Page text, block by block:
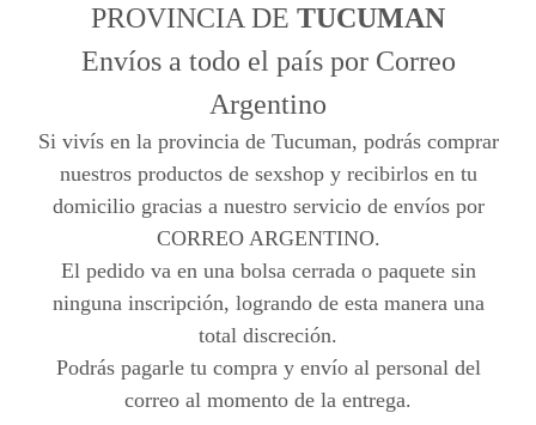
PROVINCIA DE TUCUMAN
Envíos a todo el país por Correo
Argentino
Si vivís en la provincia de Tucuman, podrás comprar
nuestros productos de sexshop y recibirlos en tu
domicilio gracias a nuestro servicio de envíos por
CORREO ARGENTINO.
El pedido va en una bolsa cerrada o paquete sin
ninguna inscripción, logrando de esta manera una
total discreción.
Podrás pagarle tu compra y envío al personal del
correo al momento de la entrega.